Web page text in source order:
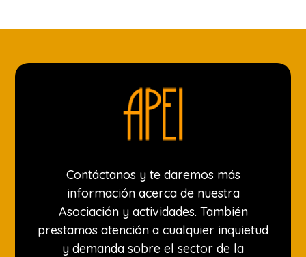
Contáctanos y te daremos más
información acerca de nuestra
Asociación y actividades. También
prestamos atención a cualquier inquietud
y demanda sobre el sector de la